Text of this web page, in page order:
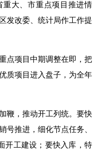
大、市重点项目推进情
发改委、统计局作工作提
点项目中期调整在即，把
质项目进入盘子，为全年
鞭，推动开工列统。要快
号推进，细化节点任务、
开工建设；要快入库，特